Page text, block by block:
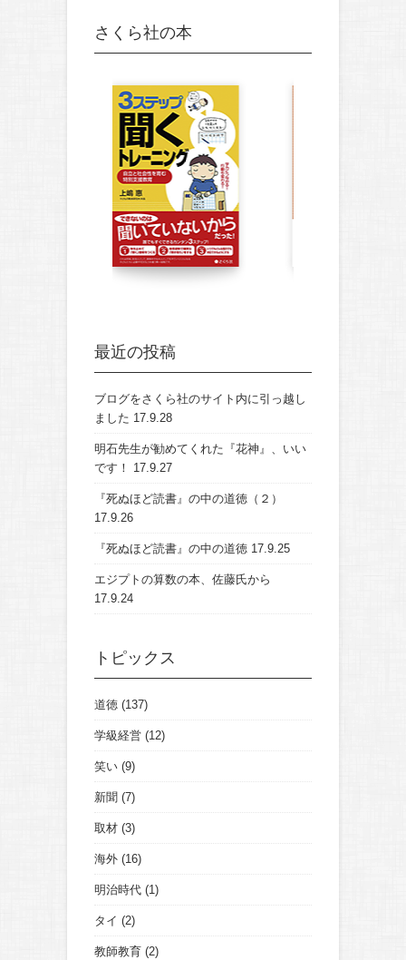
さくら社の本
最近の投稿
ブログをさくら社のサイト内に引っ越し
ました 17.9.28
明石先生が勧めてくれた『花神』、いい
です！
17.9.27
『死ぬほど読書』の中の道徳（２）
17.9.26
『死ぬほど読書』の中の道徳 17.9.25
エジプトの算数の本、佐藤氏から
17.9.24
トピックス
道徳 (137)
学級経営 (12)
笑い (9)
新聞 (7)
取材 (3)
海外 (16)
明治時代 (1)
タイ (2)
教師教育 (2)